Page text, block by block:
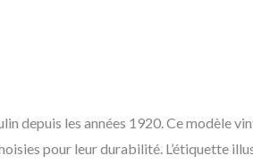
depuis les années 1920. Ce modèle
pour leur durabilité. L’étiquette